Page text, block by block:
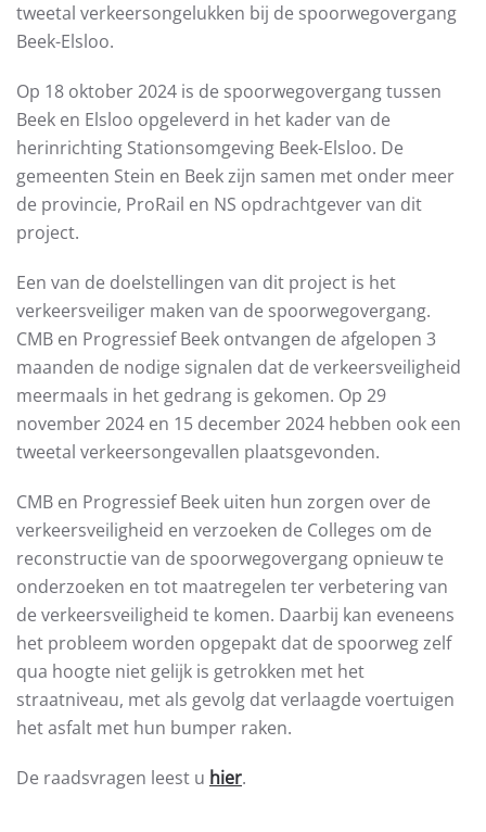
tweetal verkeersongelukken bij de spoorwegovergang
Beek-Elsloo.
Op 18 oktober 2024 is de spoorwegovergang tussen
Beek en Elsloo opgeleverd in het kader van de
herinrichting Stationsomgeving Beek-Elsloo. De
gemeenten Stein en Beek zijn samen met onder meer
de provincie, ProRail en NS opdrachtgever van dit
project.
Een van de doelstellingen van dit project is het
verkeersveiliger maken van de spoorwegovergang.
CMB en Progressief Beek ontvangen de afgelopen 3
maanden de nodige signalen dat de verkeersveiligheid
meermaals in het gedrang is gekomen. Op 29
november 2024 en 15 december 2024 hebben ook een
tweetal verkeersongevallen plaatsgevonden.
CMB en Progressief Beek uiten hun zorgen over de
verkeersveiligheid en verzoeken de Colleges om de
reconstructie van de spoorwegovergang opnieuw te
onderzoeken en tot maatregelen ter verbetering van
de verkeersveiligheid te komen. Daarbij kan eveneens
het probleem worden opgepakt dat de spoorweg zelf
qua hoogte niet gelijk is getrokken met het
straatniveau, met als gevolg dat verlaagde voertuigen
het asfalt met hun bumper raken.
De raadsvragen leest u hier.